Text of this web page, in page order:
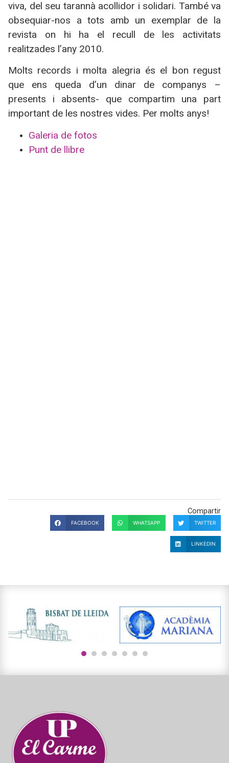
viva, del seu tarannà acollidor i solidari. També va
obsequiar-nos a tots amb un exemplar de la
revista on hi ha el recull de les activitats
realitzades l’any 2010.
Molts records i molta alegria és el bon regust
que ens queda d’un dinar de companys –
presents i absents- que compartim una part
important de les nostres vides. Per molts anys!
Galeria de fotos
Punt de llibre
Compartir
FACEBOOK WHATSAPP TWITTER
LINKEDIN